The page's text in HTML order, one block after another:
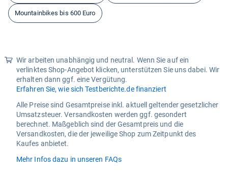
Mountainbikes bis 600 Euro
Wir arbeiten unabhängig und neutral. Wenn Sie auf ein
verlinktes Shop-Angebot klicken, unterstützen Sie uns dabei. Wir
erhalten dann ggf. eine Vergütung.
Erfahren Sie, wie sich Testberichte.de finanziert
Alle Preise sind Gesamtpreise inkl. aktuell geltender gesetzlicher
Umsatzsteuer. Versandkosten werden ggf. gesondert
berechnet. Maßgeblich sind der Gesamtpreis und die
Versandkosten, die der jeweilige Shop zum Zeitpunkt des
Kaufes anbietet.
Mehr Infos dazu in unseren FAQs